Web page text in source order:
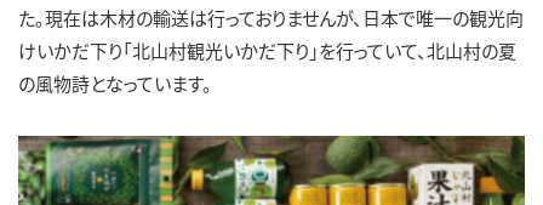
た。現在は木材の輸送は行っておりませんが、日本で唯一の観光向
けいかだ下り「北山村観光いかだ下り」を行っていて、北山村の夏
の風物詩となっています。